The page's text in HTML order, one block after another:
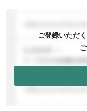
ご登録いただ